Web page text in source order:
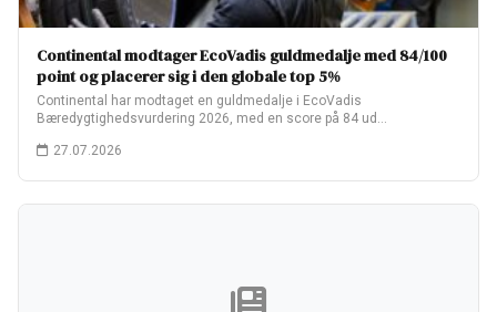
Continental modtager EcoVadis guldmedalje med 84/100
point og placerer sig i den globale top 5%
Continental har modtaget en guldmedalje i EcoVadis
Bæredygtighedsvurdering 2026, med en score på 84 ud…
27.07.2026